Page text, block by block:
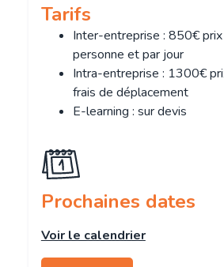
Tarifs
Inter-entreprise : 850€
personne et par jour
Intra-entreprise : 1300€
frais de déplacement
E-learning : sur devis
Prochaines dates
Voir le calendrier